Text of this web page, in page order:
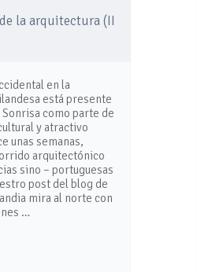
la arquitectura (II
en la
está presente
Sonrisa como parte de
y atractivo
unas semanas,
arquitectónico
sino – portuguesas
post del blog de
mira al norte con
…